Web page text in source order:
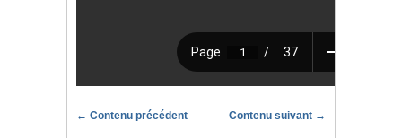
← Contenu précédent Contenu suivant →